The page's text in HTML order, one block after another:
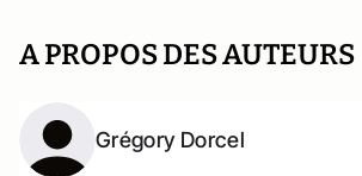
A PROPOS DES AUTEURS
Grégory Dorcel